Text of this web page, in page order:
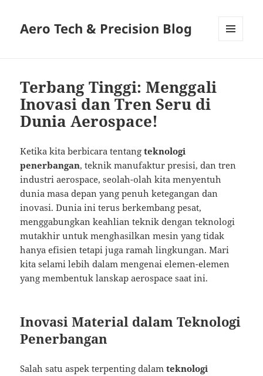
Aero Tech & Precision Blog
Terbang Tinggi: Menggali
Inovasi dan Tren Seru di
Dunia Aerospace!
Ketika kita berbicara tentangteknologi
penerbangan, teknik manufaktur presisi, dan tren
industri aerospace, seolah-olah kita menyentuh
dunia masa depan yang penuh ketegangan dan
inovasi. Dunia ini terus berkembang pesat,
menggabungkan keahlian teknik dengan teknologi
mutakhir untuk menghasilkan mesin yang tidak
hanya efisien tetapi juga ramah lingkungan. Mari
kita selami lebih dalam mengenai elemen-elemen
yang membentuk lanskap aerospace saat ini.
Inovasi Material dalam Teknologi
Penerbangan
Salah satu aspek terpenting dalamteknologi